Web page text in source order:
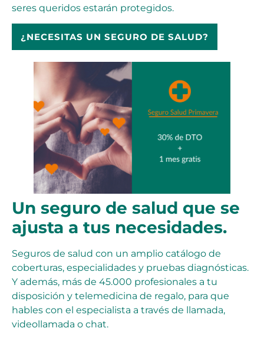
seres queridos estarán protegidos.
¿NECESITAS UN SEGURO DE SALUD?
Un seguro de salud que se
ajusta a tus necesidades.
Seguros de salud con un amplio catálogo de
coberturas, especialidades y pruebas diagnósticas.
Y además, más de 45.000 profesionales a tu
disposición y telemedicina de regalo, para que
hables con el especialista a través de llamada,
videollamada o chat.